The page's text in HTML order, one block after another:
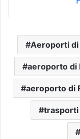
Aeroporti di
aeroporto di
aeroporto di
trasporti